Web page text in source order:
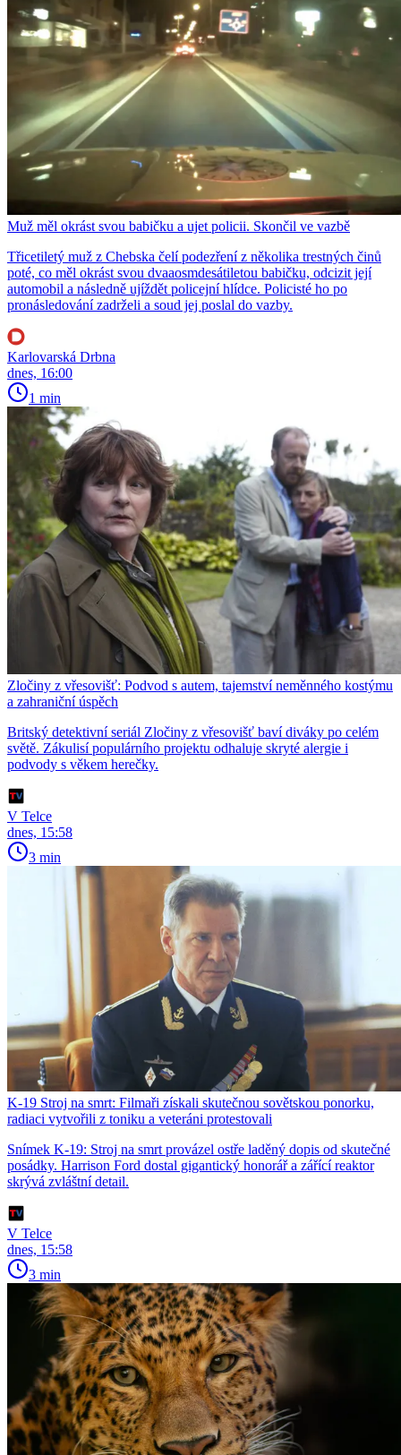
Muž měl okrást svou babičku a ujet policii. Skončil ve vazbě
Třicetiletý muž z Chebska čelí podezření z několika trestných činů
poté, co měl okrást svou dvaaosmdesátiletou babičku, odcizit její
automobil a následně ujíždět policejní hlídce. Policisté ho po
pronásledování zadrželi a soud jej poslal do vazby.
Karlovarská Drbna
dnes, 16:00
1 min
Zločiny z vřesovišť: Podvod s autem, tajemství neměnného kostýmu
a zahraniční úspěch
Britský detektivní seriál Zločiny z vřesovišť baví diváky po celém
světě. Zákulisí populárního projektu odhaluje skryté alergie i
podvody s věkem herečky.
V Telce
dnes, 15:58
3 min
K-19 Stroj na smrt: Filmaři získali skutečnou sovětskou ponorku,
radiaci vytvořili z toniku a veteráni protestovali
Snímek K-19: Stroj na smrt provázel ostře laděný dopis od skutečné
posádky. Harrison Ford dostal gigantický honorář a zářící reaktor
skrývá zvláštní detail.
V Telce
dnes, 15:58
3 min